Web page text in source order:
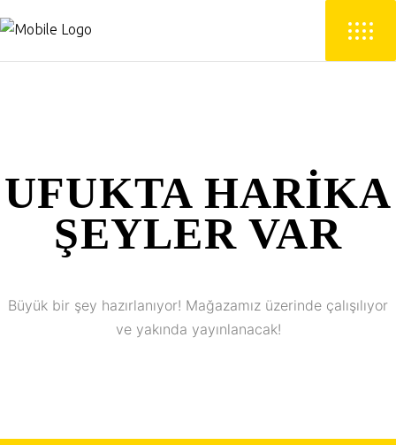
UFUKTA HARIKA
ŞEYLER VAR
Büyük bir şey hazırlanıyor! Mağazamız üzerinde çalışılıyor
ve yakında yayınlanacak!